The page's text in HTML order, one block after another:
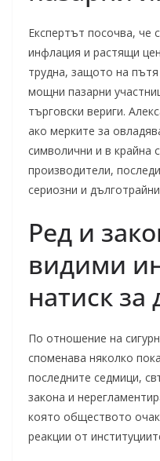
Експертът посочва, че
инфлация и растящи
трудна, защото на
мощни пазарни
търговски вериги.
ако мерките за
символични и в крайна
производители,
сериозни и
Ред и
видими
натиск за
По отношение на
споменава няколко
последните седмици,
закона и
която обществото
реакции от